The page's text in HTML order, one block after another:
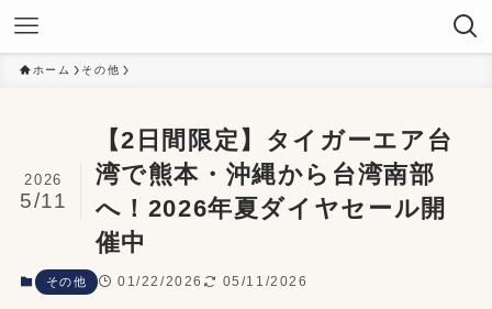
ホーム その他
【2日間限定】タイガーエア台
湾で熊本・沖縄から台湾南部
へ！2026年夏ダイヤセール開
催中
2026
5/11
その他 01/22/2026 05/11/2026